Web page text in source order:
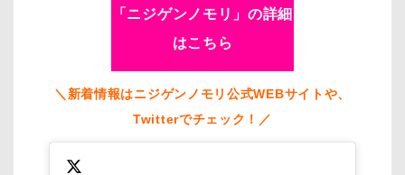
「ニジゲンノモリ」の詳細
はこちら
＼新着情報はニジゲンノモリ公式WEBサイトや、
Twitterでチェック！／